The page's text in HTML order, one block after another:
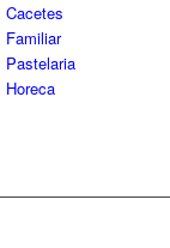
Cacetes
Familiar
Pastelaria
Horeca